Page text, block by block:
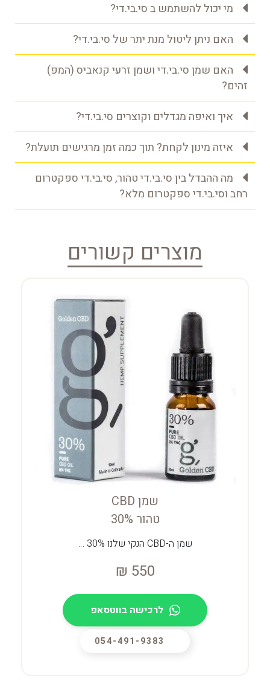
מי יכול להשתמש ב סי.בי.די?
האם ניתן ליטול מנת יתר של סי.בי.די?
האם שמן סי.בי.די ושמן זרעי קנאביס (המפ)
זהים?
איך ואיפה מגדלים וקוצרים סי.בי.די?
איזה מינון לקחת? תוך כמה זמן מרגישים תועלת?
מה ההבדל בין סי.בי.די טהור, סי.בי.די ספקטרום
רחב וסי.בי.די ספקטרום מלא?
מוצרים קשורים
שמן CBD
טהור 30%
שמן ה-CBD הנקי שלנו 30% …
₪ 550
לרכישה בווטסאפ